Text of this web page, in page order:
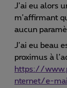
J’ai eu alors
m’affirmant
aucun
J’ai eu beau
proximus à
https://
nternet/e-